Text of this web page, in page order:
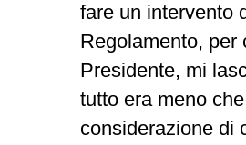
fare un intervento
Regolamento, per
Presidente, mi
tutto era meno
considerazione di